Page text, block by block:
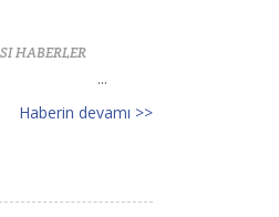
HABERLER
...
Haberin devamı >>